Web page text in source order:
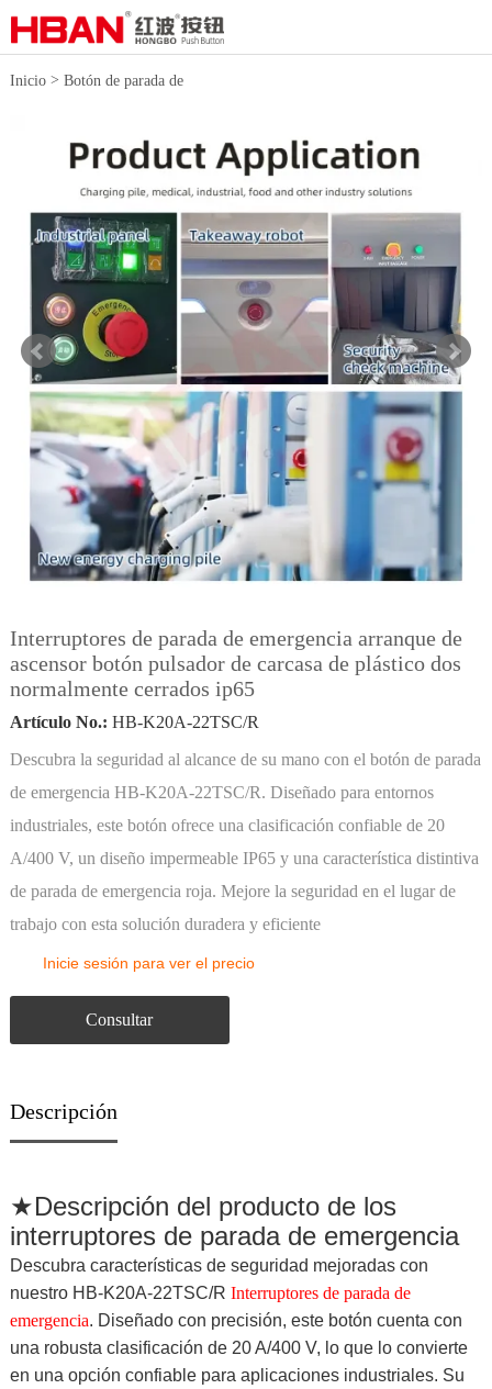
Inicio> Botón de parada de
plásticoInterruptores de parada de
emergencia de plástico
Interruptores de parada de emergencia arranque de
ascensor botón pulsador de carcasa de plástico dos
normalmente cerrados ip65
Artículo No.: HB-K20A-22TSC/R
Descubra la seguridad al alcance de su mano con el botón de parada
de emergencia HB-K20A-22TSC/R. Diseñado para entornos
industriales, este botón ofrece una clasificación confiable de 20
A/400 V, un diseño impermeable IP65 y una característica distintiva
de parada de emergencia roja. Mejore la seguridad en el lugar de
trabajo con esta solución duradera y eficiente
Inicie sesión para ver el precio
Consultar
Descripción
★Descripción del producto de los
interruptores de parada de emergencia
Descubra características de seguridad mejoradas con
nuestro HB-K20A-22TSC/R Interruptores de parada de
emergencia. Diseñado con precisión, este botón cuenta con
una robusta clasificación de 20 A/400 V, lo que lo convierte
en una opción confiable para aplicaciones industriales. Su